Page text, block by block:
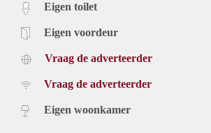
Eigen toilet
Eigen voordeur
Vraag de adverteerder
Vraag de adverteerder
Eigen woonkamer